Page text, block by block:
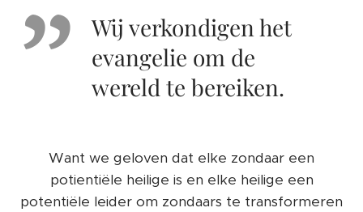
Wij verkondigen het
evangelie om de
wereld te bereiken.
Want we geloven dat elke zondaar een
potientiële heilige is en elke heilige een
potentiële leider om zondaars te transformeren